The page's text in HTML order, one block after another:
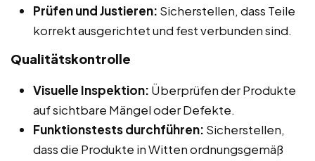
Prüfen und Justieren: Sicherstellen, dass Teile
korrekt ausgerichtet und fest verbunden sind.
Qualitätskontrolle
Visuelle Inspektion: Überprüfen der Produkte
auf sichtbare Mängel oder Defekte.
Funktionstests durchführen: Sicherstellen,
dass die Produkte in Witten ordnungsgemäß